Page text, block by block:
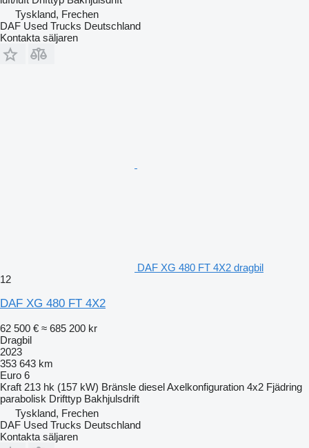
Tyskland, Frechen
DAF Used Trucks Deutschland
Kontakta säljaren
DAF XG 480 FT 4X2 dragbil
12
DAF XG 480 FT 4X2
62 500 € ≈ 685 200 kr
Dragbil
2023
353 643 km
Euro 6
Kraft 213 hk (157 kW) Bränsle dieselAxelkonfiguration 4x2 Fjädring
parabolisk Drifttyp Bakhjulsdrift
Tyskland, Frechen
DAF Used Trucks Deutschland
Kontakta säljaren